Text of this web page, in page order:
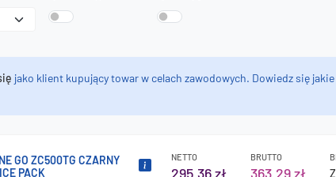
jako klient kupujący towar w celach zawodowych. Dowiedz się jakie
GO ZC500TG CZARNY
PACK
NETTO
295.36 zł
BRUTTO
363.29 zł